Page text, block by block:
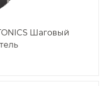
Шаговый